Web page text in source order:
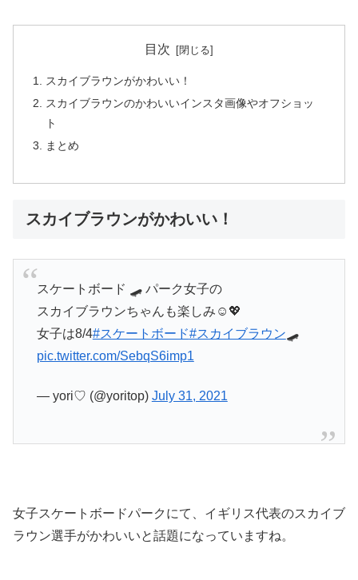
目次
スカイブラウンがかわいい！
スカイブラウンのかわいいインスタ画像やオフショッ
ト
まとめ
スカイブラウンがかわいい！
スケートボード 🛹 パーク女子の
スカイブラウンちゃんも楽しみ☺️💖
女子は8/4#スケートボード#スカイブラウン 🛹
pic.twitter.com/SebqS6imp1
— yori♡ (@yoritop) July 31, 2021
女子スケートボードパークにて、イギリス代表のスカイブ
ラウン選手がかわいいと話題になっていますね。